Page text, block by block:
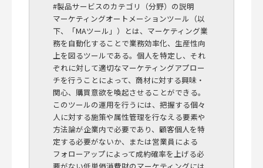
#製品サービスのカテゴリ（分野）の説明
マーケティングオートメーションツール（以
下、「MAツール」）とは、マーケティング業
務を自動化することで業務効率化、生産性向
上を図るツールである。個人を特定し、それ
ぞれに対して適切なマーケティングアプロー
チを行うことによって、商材に対する興味・
関心、購買意欲を喚起させることができる。
このツールの運用を行うには、把握する個々
人に対する施策や属性管理を行なえる要素や
方法論が企業内で必要であり、顧客個人を特
定する必要がないか、または営業員による
フォローアップによって成約確率を上げる必